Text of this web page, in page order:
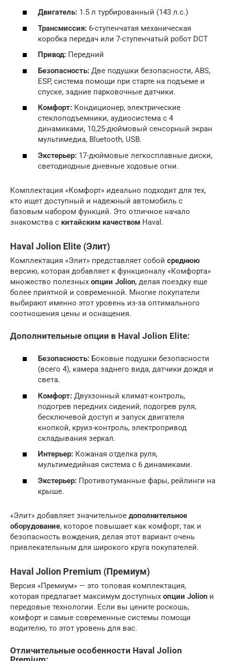
Двигатель: 1.5 л турбированный (143 л.с.)
Трансмиссия: 6-ступенчатая механическая
коробка передач или 7-ступенчатый робот DCT
Привод: Передний
Безопасность: Две подушки безопасности, ABS,
ESP, система помощи при старте на подъеме и
спуске, задние парковочные датчики.
Комфорт: Кондиционер, электрические
стеклоподъемники, аудиосистема с 4
динамиками, 10,25-дюймовый сенсорный экран
мультимедиа, Bluetooth, USB.
Экстерьер: 17-дюймовые легкосплавные диски,
светодиодные дневные ходовые огни.
Комплектация «Комфорт» идеально подходит для тех,
кто ищет доступный и надежный автомобиль с
базовым набором функций. Это отличное начало
знакомства с китайским качеством Haval.
Haval Jolion Elite (Элит)
Комплектация «Элит» представляет собой среднюю
версию, которая добавляет к функционалу «Комфорта»
множество полезных опции Jolion, делая поездку еще
более приятной и современной. Многие покупатели
выбирают именно этот уровень из-за оптимального
соотношения цены и оснащения.
Дополнительные опции в Haval Jolion Elite:
Безопасность: Боковые подушки безопасности
(всего 4), камера заднего вида, датчики дождя и
света.
Комфорт: Двухзонный климат-контроль,
подогрев передних сидений, подогрев руля,
бесключевой доступ и запуск двигателя
кнопкой, круиз-контроль, электропривод
складывания зеркал.
Интерьер: Кожаная отделка руля,
мультимедийная система с 6 динамиками.
Экстерьер: Противотуманные фары, рейлинги на
крыше.
«Элит» добавляет значительное дополнительное
оборудование, которое повышает как комфорт, так и
безопасность вождения, делая этот вариант очень
привлекательным для широкого круга покупателей.
Haval Jolion Premium (Премиум)
Версия «Премиум» — это топовая комплектация,
которая предлагает максимум доступных опции Jolion и
передовые технологии. Если вы цените роскошь,
комфорт и самые современные системы помощи
водителю, то этот уровень для вас.
Отличительные особенности Haval Jolion